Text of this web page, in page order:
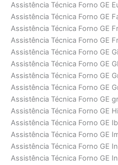
Assistência Técnica Forno GE
Assistência Técnica Forno GE
Assistência Técnica Forno GE
Assistência Técnica Forno GE
Assistência Técnica Forno GE
Assistência Técnica Forno GE
Assistência Técnica Forno GE
Assistência Técnica Forno GE
Assistência Técnica Forno GE
Assistência Técnica Forno GE
Assistência Técnica Forno GE
Assistência Técnica Forno GE
Assistência Técnica Forno GE
Assistência Técnica Forno GE